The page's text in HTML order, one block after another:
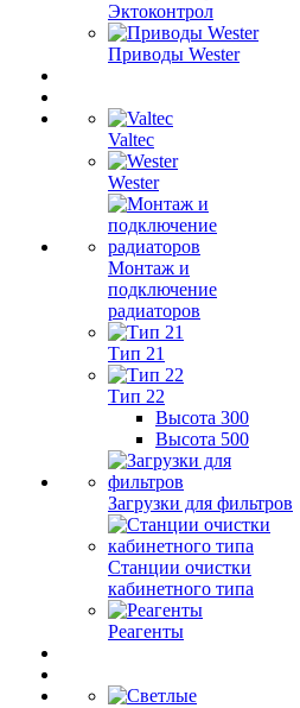
Эктоконтрол
Приводы Wester
Valtec
Wester
Монтаж и
подключение
радиаторов
Тип 21
Тип 22
Высота 300
Высота 500
Загрузки для фильтров
Станции очистки
кабинетного типа
Реагенты